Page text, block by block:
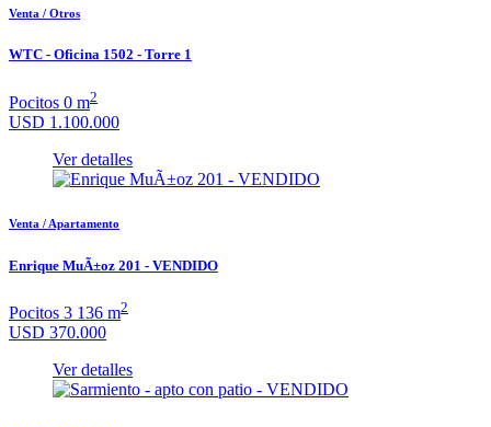
Venta / Otros
WTC - Oficina 1502 - Torre 1
Pocitos 0 m2
USD 1.100.000
Ver detalles
Venta / Apartamento
Enrique MuÃ±oz 201 - VENDIDO
Pocitos 3 136 m2
USD 370.000
Ver detalles